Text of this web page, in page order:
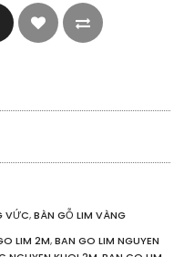
VỨC,BÀN GỖ LIM VÀNG
LIM 2M,BAN GO LIM NGUYEN